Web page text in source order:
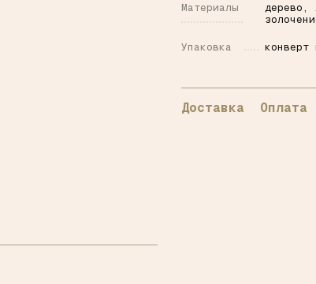
Материалы
дерево,
Упаковка конверт
Доставка Оплата